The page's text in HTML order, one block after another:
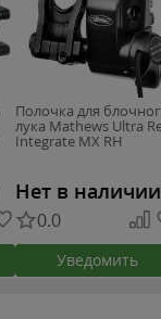
Полочка для
лука Mathews Ultra
Integrate MX RH
Нет в наличии
0.0
Уведомить